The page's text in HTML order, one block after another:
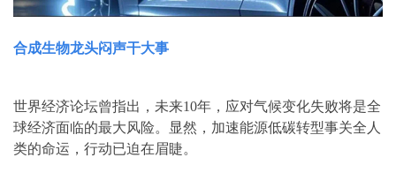
合成生物龙头闷声干大事
世界经济论坛曾指出，未来10年，应对气候变化失败将是全
球经济面临的最大风险。显然，加速能源低碳转型事关全人
类的命运，行动已迫在眉睫。